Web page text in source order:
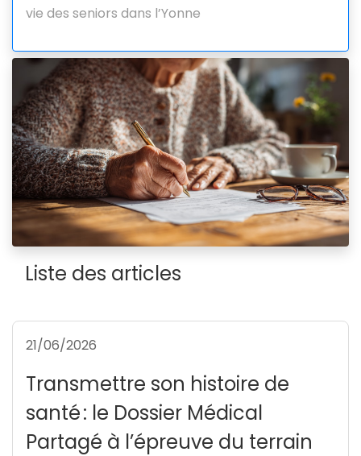
Liste des articles
21/06/2026
Transmettre son histoire de
santé : le Dossier Médical
Partagé à l’épreuve du terrain